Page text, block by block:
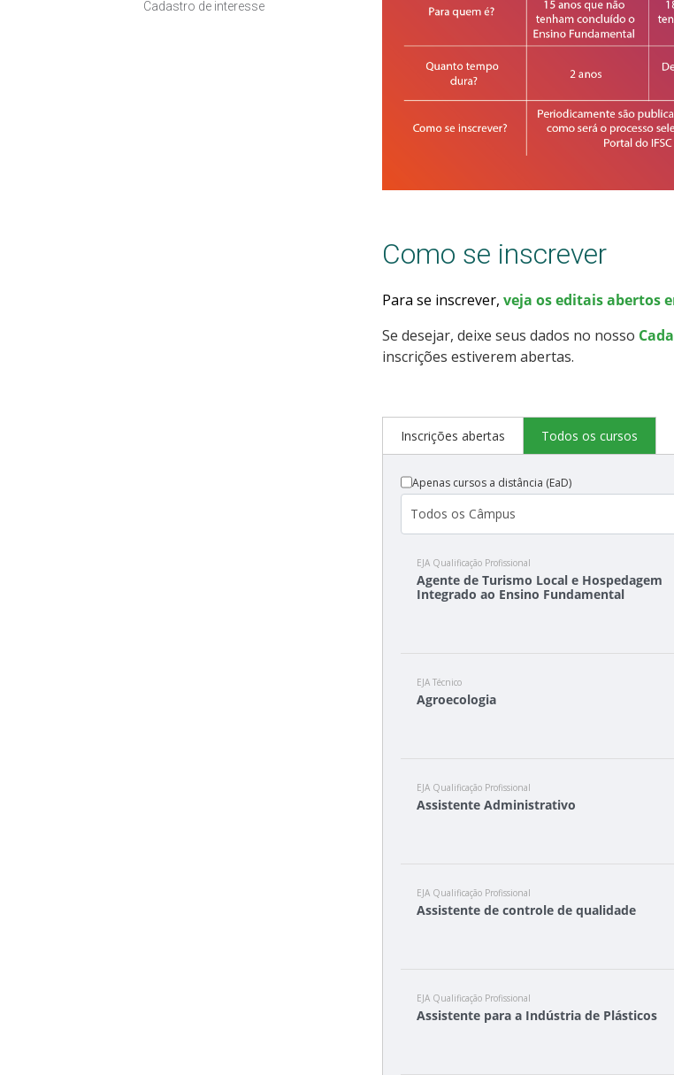
Cadastro de interesse
Como se inscrever
Para se inscrever, veja os editais abertos
Se desejar, deixe seus dados no nosso
inscrições estiverem abertas.
Inscrições abertas Todos os cursos
Apenas cursos a distância (EaD)
EJA Qualificação Profissional
Agente de Turismo Local e Hospedagem
Integrado ao Ensino Fundamental
EJA Técnico
Agroecologia
EJA Qualificação Profissional
Assistente Administrativo
EJA Qualificação Profissional
Assistente de controle de qualidade
EJA Qualificação Profissional
Assistente para a Indústria de Plásticos